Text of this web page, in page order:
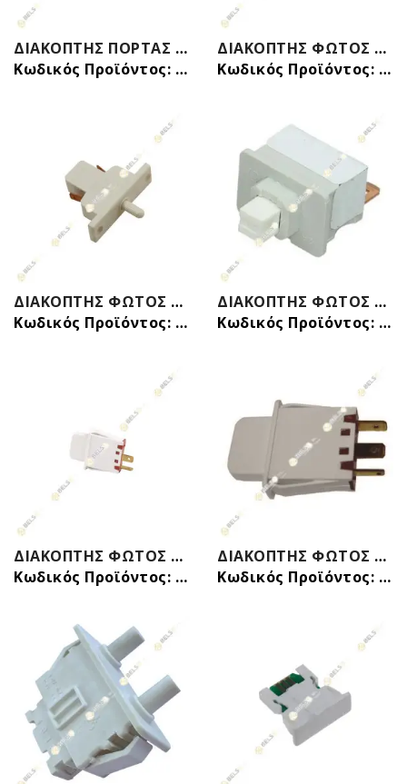
ΔΙΑΚΟΠΤΗΣ ΠΟΡΤΑΣ ΨΥΓΕΙΟΥ 3 ΕΠΑΦΩΝ ΟΝ/OFF ΦΩΤΟΣ SHARP QSW-PA097CBZA
Κωδικός Προϊόντος: 24205019
ΔΙΑΚΟΠΤΗΣ ΦΩΤΟΣ ΠΟΡΤΑΣ ΨΥΓΕΙΟY 3 ΕΠΑΦΩΝ BOSCH SIEMENS PITSOS 00609959
Κωδικός Προϊόντος: 24206413
ΔΙΑΚΟΠΤΗΣ ΦΩΤΟΣ ΨΥΓΕΙΟΥ 2 EΠΑΦΩΝ I WHIRLPOOL INDESIT ZANUSSI SMEG C00008867 814490090
Κωδικός Προϊόντος: 24206201
ΔΙΑΚΟΠΤΗΣ ΦΩΤΟΣ ΨΥΓΕΙΟΥ 2 ΕΠΑΦΩΝ BOSCH SIEMENS 00170644 00173919
Κωδικός Προϊόντος: 24206409
ΔΙΑΚΟΠΤΗΣ ΦΩΤΟΣ ΨΥΓΕΙΟΥ 2 ΕΠΑΦΩΝ BOSCH SIEMENS 00422142 ORIGINAL
Κωδικός Προϊόντος: 24206411
ΔΙΑΚΟΠΤΗΣ ΦΩΤΟΣ ΨΥΓΕΙΟΥ 3 ΕΠΑΦΩΝ BOSCH SIEMENS 00607583 00425769
Κωδικός Προϊόντος: 24206412